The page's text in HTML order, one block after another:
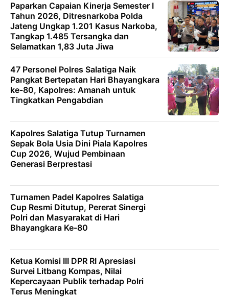
Paparkan Capaian Kinerja Semester I
Tahun 2026, Ditresnarkoba Polda
Jateng Ungkap 1.201 Kasus Narkoba,
Tangkap 1.485 Tersangka dan
Selamatkan 1,83 Juta Jiwa
47 Personel Polres Salatiga Naik
Pangkat Bertepatan Hari Bhayangkara
ke-80, Kapolres: Amanah untuk
Tingkatkan Pengabdian
Kapolres Salatiga Tutup Turnamen
Sepak Bola Usia Dini Piala Kapolres
Cup 2026, Wujud Pembinaan
Generasi Berprestasi
Turnamen Padel Kapolres Salatiga
Cup Resmi Ditutup, Pererat Sinergi
Polri dan Masyarakat di Hari
Bhayangkara Ke-80
Ketua Komisi III DPR RI Apresiasi
Survei Litbang Kompas, Nilai
Kepercayaan Publik terhadap Polri
Terus Meningkat